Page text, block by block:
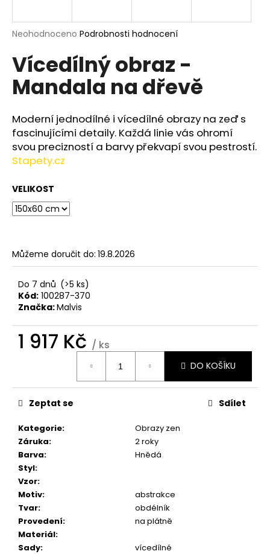
Průměrné
produktu
je
0,0
hvězdiček.
Neohodnoceno Podrobnosti hodnocení
Vícedílný obraz -
Mandala na dřevě
Moderní jednodílné i vícedílné obrazy na zeď s
fascinujícími detaily. Každá linie vás ohromí
svou precizností a barvy překvapí svou pestrostí.
Stapety.cz
VELIKOST
Můžeme doručit do: 19.8.2026
Do 7 dnů (>5 ks)
Kód: 100287-370
Značka:Malvis
1 917 Kč / ks
DO KOŠÍKU
Kategorie:
Obrazy zen
Záruka:
2 roky
Barva:
Hnědá
Styl:
Vzor:
Motiv:
abstrakce
Tvar:
obdélník
Provedení:
na plátně
Materiál:
Sady:
vícedílné
Zeptat se Sdílet
j
t
?
HLEDAT
D
o
p
u
č
u
e
m
e
-
EXTÁZE
599
Kč